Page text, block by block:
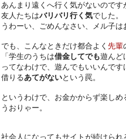
あんまり遠くへ行く気がないのです
友人たちはバリバリ行く気でした。
うわーい、ごめんなさい、メル子
でも、こんなときだけ都合よく 先輩
「学生のうちは借金してでも遊んど
ってなわけで、遊んでもいいんです
借りるあてがないという罠。
というわけで、お金かからず楽し
うおりゃー。
社会人になってもサイトが続けられ